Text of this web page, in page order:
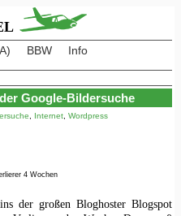
BBW
Info
Google-Bildersuche
Internet, Wordpress
4 Wochen
der großen Bloghoster Blogspot